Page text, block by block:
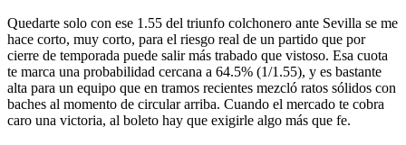
Quedarte solo con ese 1.55 del triunfo colchonero ante Sevilla se me
hace corto, muy corto, para el riesgo real de un partido que por
cierre de temporada puede salir más trabado que vistoso. Esa cuota
te marca una probabilidad cercana a 64.5% (1/1.55), y es bastante
alta para un equipo que en tramos recientes mezcló ratos sólidos con
baches al momento de circular arriba. Cuando el mercado te cobra
caro una victoria, al boleto hay que exigirle algo más que fe.